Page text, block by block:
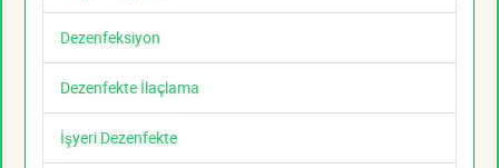
Dezenfeksiyon
Dezenfekte İlaçlama
İşyeri Dezenfekte